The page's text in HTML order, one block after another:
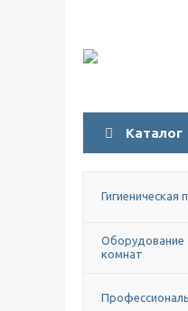
Каталог
Гигиеническая
Оборудование
комнат